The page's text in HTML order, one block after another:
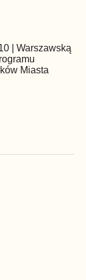
| Warszawską
Miasta